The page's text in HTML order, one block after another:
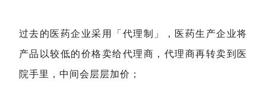
过去的医药企业采用「代理制」，医药生产企业将
产品以较低的价格卖给代理商，代理商再转卖到医
院手里，中间会层层加价；